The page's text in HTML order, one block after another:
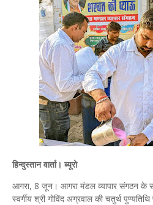
हिन्दुस्तान वार्ता। ब्यूरो
आगरा, 8 जून। आगरा मंडल व्यापार संगठन के
स्वर्गीय श्री गोविंद अग्रवाल की चतुर्थ